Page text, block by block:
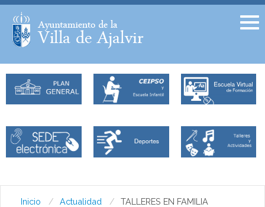
Facebook
Inicio Actualidad TALLERES EN FAMILIA